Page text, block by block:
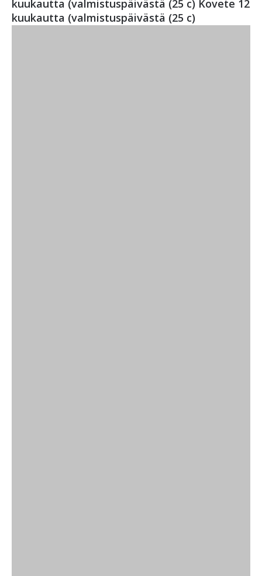
kuukautta (valmistuspäivästä (25 c) Kovete 12
kuukautta (valmistuspäivästä (25 c)